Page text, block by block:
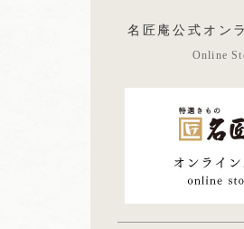
名匠庵公式オン
Online